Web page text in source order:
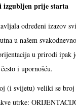
prije starta
određeni izazov
u našem
u prirodi ipak
i upornošću.
(i svijetu) veliki se broj
utrke: